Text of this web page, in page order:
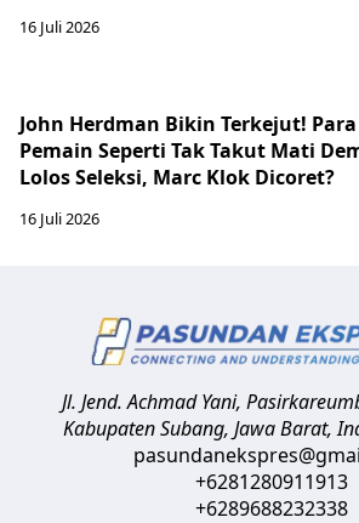
16 Juli 2026
John Herdman Bikin Terkejut! Para
Pemain Seperti Tak Takut Mati
Lolos Seleksi, Marc Klok Dicoret?
16 Juli 2026
Jl. Jend. Achmad Yani,
Kabupaten Subang, Jawa Barat,
+6281280911913
+6289688232338